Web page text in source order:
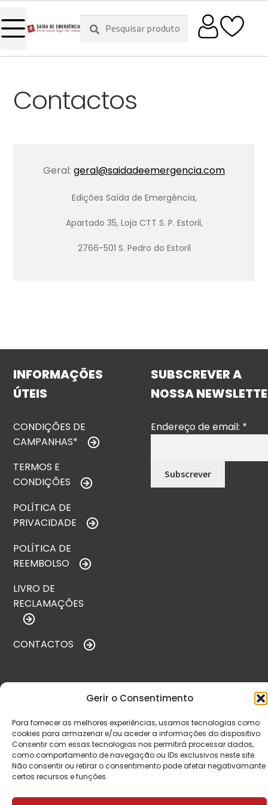
Gerir o Consentimento
Para fornecer as melhores experiências, usamos tecnologias como
cookies para armazenar e/ou aceder a informações do dispositivo.
Consentir com essas tecnologias nos permitirá processar dados,
como comportamento de navegação ou IDs exclusivos neste site.
Não consentir ou retirar o consentimento pode afetar negativamante
certos recursos e funções.
Pesquisar
por:
Pesquisa
Contactos
Geral: geral@saidadeemergencia.com
Edições Saída de Emergência,
Apartado 35, Loja CTT S. P. Estoril,
2766-501 S. Pedro do Estoril
INFORMAÇÕES
ÚTEIS
CONDIÇÕES DE
CAMPANHAS*
TERMOS E
CONDIÇÕES
POLÍTICA DE
PRIVACIDADE
POLÍTICA DE
REEMBOLSO
LIVRO DE
RECLAMAÇÕES
CONTACTOS
SUBSCREVER A
NOSSA
Endereço de email: *